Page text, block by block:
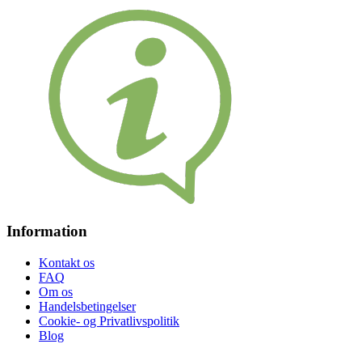
Information
Kontakt os
FAQ
Om os
Handelsbetingelser
Cookie- og Privatlivspolitik
Blog